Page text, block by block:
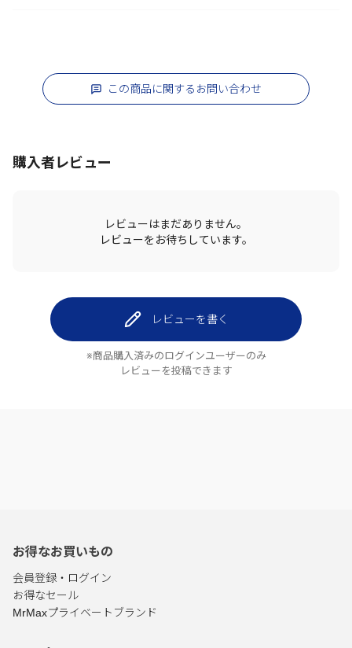
この商品に関するお問い合わせ
購入者レビュー
レビューはまだありません。
レビューをお待ちしています。
レビューを書く
※商品購入済みのログインユーザーのみ
レビューを投稿できます
お得なお買いもの
会員登録・ログイン
お得なセール
MrMaxプライベートブランド